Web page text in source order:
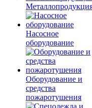
Насосное
оборудование
Оборудование и
средства
пожаротушения